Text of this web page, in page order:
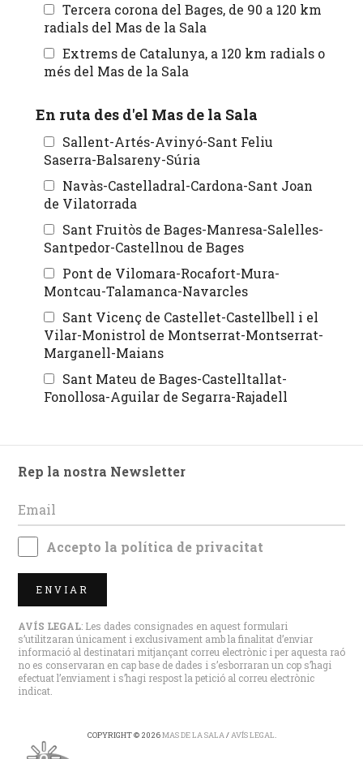
Tercera corona del Bages, de 90 a 120 km
radials del Mas de la Sala
Extrems de Catalunya, a 120 km radials o
més del Mas de la Sala
En ruta des d'el Mas de la Sala
Sallent-Artés-Avinyó-Sant Feliu
Saserra-Balsareny-Súria
Navàs-Castelladral-Cardona-Sant Joan
de Vilatorrada
Sant Fruitòs de Bages-Manresa-Salelles-
Santpedor-Castellnou de Bages
Pont de Vilomara-Rocafort-Mura-
Montcau-Talamanca-Navarcles
Sant Vicenç de Castellet-Castellbell i el
Vilar-Monistrol de Montserrat-Montserrat-
Marganell-Maians
Sant Mateu de Bages-Castelltallat-
Fonollosa-Aguilar de Segarra-Rajadell
Rep la nostra Newsletter
Accepto la política de privacitat
ENVIAR
AVÍS LEGAL: Les dades consignades en aquest formulari
s’utilitzaran únicament i exclusivament amb la finalitat d’enviar
informació al destinatari mitjançant correu electrònic i per aquesta raó
no es conservaran en cap base de dades i s’esborraran un cop s’hagi
efectuat l’enviament i s’hagi respost la petició al correu electrònic
indicat.
COPYRIGHT © 2026MAS DE LA SALA/AVÍS LEGAL.